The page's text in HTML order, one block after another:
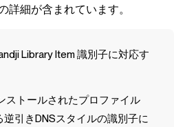
詳細が含まれています。
Library Item識別子に対応す
ストールされたプロファイル
引きDNSスタイルの識別子に